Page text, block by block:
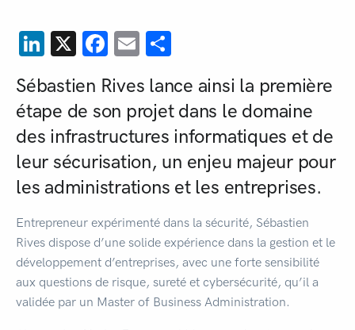
LinkedIn
X Facebook
Email
Sébastien Rives lance ainsi la première
étape de son projet dans le domaine
des infrastructures informatiques et de
leur sécurisation, un enjeu majeur pour
les administrations et les entreprises.
Entrepreneur expérimenté dans la sécurité, Sébastien
Rives dispose d’une solide expérience dans la gestion et le
développement d’entreprises, avec une forte sensibilité
aux questions de risque, sureté et cybersécurité, qu’il a
validée par un Master of Business Administration.